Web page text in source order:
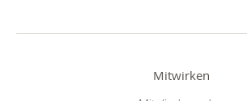
Mitwirken